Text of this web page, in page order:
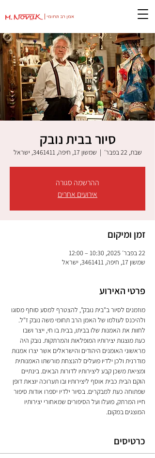
אמן רב תחומי
סיור בבית נובק
שבת, 22 בפבר׳
  |
שמשון 17, חיפה, 3461411, ישראל
ההרשמה סגורה
אירועים אחרים
זמן ומיקום
22 בפבר׳ 2025, 10:30 – 12:00
שמשון 17, חיפה, 3461411, ישראל
פרטי האירוע
מוזמנים לסיור ב"בית נובק", להצטרף למסע סוחף מסוגו
ולהיכנס לעולמו של האמן הרב תחומי משה נובק ז"ל.
לחוות את האמנות שלו בביתו, בבית בו חי, ייצר ושבו
כעת מוצגות יצירותיו המופלאות והמרתקות. נובק היה
מראשוני האומנים היהודים והישראלים אשר יצרו אמנות
מודרנית ולכן ילדיו פועלים להנצחת מורשתו האמנותית
ומציאת משכן קבע ליצירותיו לדורות הבאים. בינתיים
הוקם הבית כבית אוסף ליצירותיו ובו תערוכה יוצאת דופן
שפתוחה כעת למבקרים. בסיור ילדיו יספרו אודות סיפור
חייו המרתק, פועלו ועל הסיפורים שמאחורי יצירותיו
המוצגים במקום.
כרטיסים